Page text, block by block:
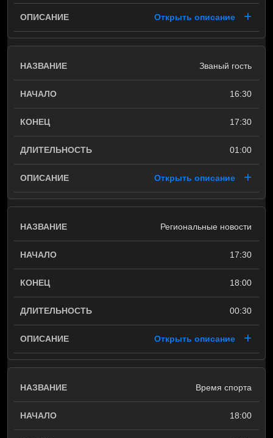
Открыть описание
Званый гость
16:30
17:30
01:00
Открыть описание
Региональные новости
17:30
18:00
00:30
Открыть описание
Время спорта
18:00